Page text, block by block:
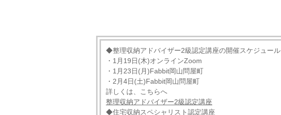
◆整理収納アドバイザー2級認定講座の開催スケジュール
・1月19日(木)オンラインZoom
・1月23日(月)Fabbit岡山問屋町
・2月4日(土)Fabbit岡山問屋町
詳しくは、こちらへ
整理収納アドバイザー2級認定講座
◆住宅収納スペシャリスト認定講座